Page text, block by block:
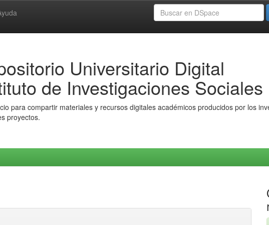
Universitario Digital
de Investigaciones Sociales
para compartir materiales y recursos digitales académicos producidos por los
proyectos.